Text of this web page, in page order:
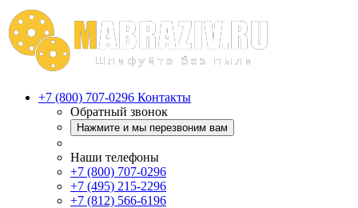
+7 (800) 707-0296 Контакты
Обратный звонок
Нажмите и мы перезвоним вам
Наши телефоны
+7 (800) 707-0296
+7 (495) 215-2296
+7 (812) 566-6196